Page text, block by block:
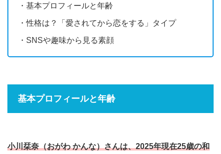
・基本プロフィールと年齢
・性格は？「愛されてから恋をする」タイプ
・SNSや趣味から見る素顔
基本プロフィールと年齢
小川栞奈（おがわ かんな）さんは、2025年現在25歳の和